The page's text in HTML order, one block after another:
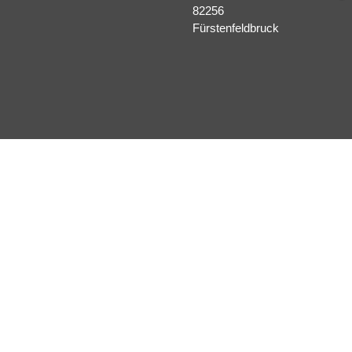
82256
Fürstenfeldbruck